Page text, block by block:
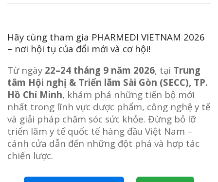
Hãy cùng tham gia PHARMEDI VIETNAM 2026
– nơi hội tụ của đổi mới và cơ hội!
Từ ngày 22–24 tháng 9 năm 2026, tại Trung
tâm Hội nghị & Triển lãm Sài Gòn (SECC), TP.
Hồ Chí Minh, khám phá những tiến bộ mới
nhất trong lĩnh vực dược phẩm, công nghệ y tế
và giải pháp chăm sóc sức khỏe. Đừng bỏ lỡ
triển lãm y tế quốc tế hàng đầu Việt Nam –
cánh cửa dẫn đến những đột phá và hợp tác
chiến lược.